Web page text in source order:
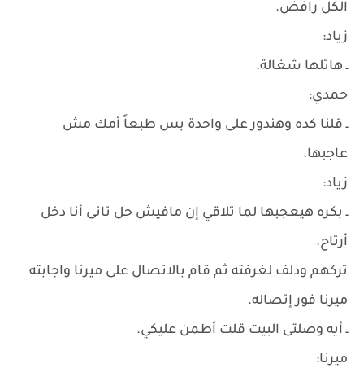
الكل رافض.
زياد:
ـ هاتلها شغالة.
حمدي:
ـ قلنا كده وهندور على واحدة بس طبعاً أمك مش
عاجبها.
زياد:
ـ بكره هيعجبها لما تلاقي إن مافيش حل تانى أنا دخل
أرتاح.
تركهم ودلف لغرفته ثم قام بالاتصال على ميرنا واجابته
ميرنا فور إتصاله.
ـ أيه وصلتى البيت قلت أطمن عليكي.
ميرنا: